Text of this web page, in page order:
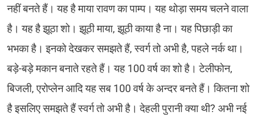
नहीं बनते हैं। यह है माया रावण का पाम्प। यह थोड़ा समय चलने वाला
है। यह है झूठा शो। झूठी माया, झूठी काया है ना। यह पिछाड़ी का
भभका है। इनको देखकर समझते हैं, स्वर्ग तो अभी है, पहले नर्क था।
बड़े-बड़े मकान बनाते रहते हैं। यह 100 वर्ष का शो है। टेलीफोन,
बिजली, एरोप्लेन आदि यह सब 100 वर्ष के अन्दर बनते हैं। कितना शो
है इसलिए समझते हैं स्वर्ग तो अभी है। देहली पुरानी क्या थी? अभी नई